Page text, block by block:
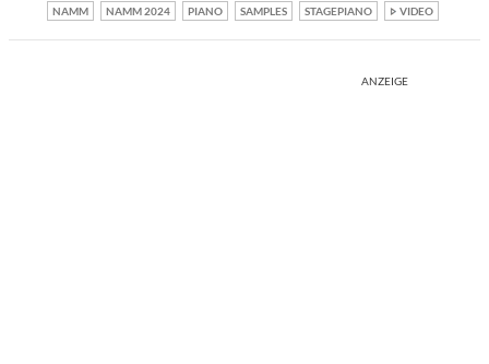
NAMM
NAMM 2024 PIANO SAMPLES STAGEPIANO VIDEO
ANZEIGE